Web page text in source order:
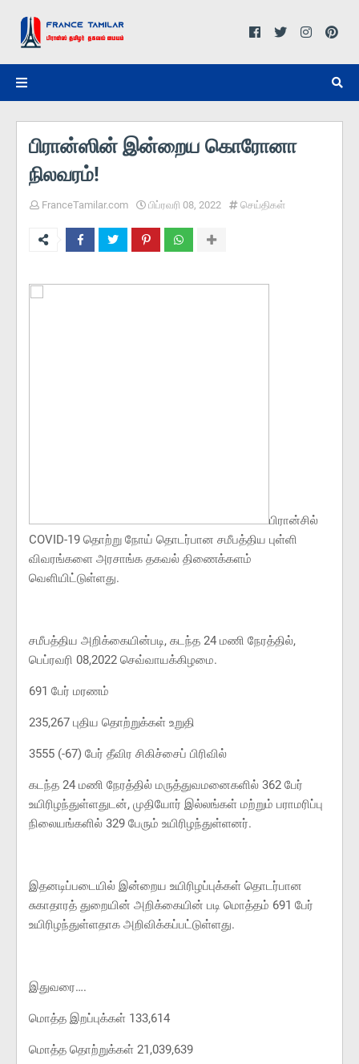
பிரான்ஸின் இன்றைய கொரோனா
நிலவரம்!
FranceTamilar.com பிப்ரவரி 08, 2022 செய்திகள்
பிரான்சில்
COVID-19 தொற்று நோய் தொடர்பான சமீபத்திய புள்ளி
விவரங்களை அரசாங்க தகவல் திணைக்களம்
வெளியிட்டுள்ளது.
சமீபத்திய அறிக்கையின்படி, கடந்த 24 மணி நேரத்தில்,
பெப்ரவரி 08,2022 செவ்வாயக்கிழமை.
691 பேர் மரணம்
235,267 புதிய தொற்றுக்கள் உறுதி
3555 (-67) பேர் தீவிர சிகிச்சைப் பிரிவில்
கடந்த 24 மணி நேரத்தில் மருத்துவமனைகளில் 362 பேர்
உயிரிழந்துள்ளதுடன், முதியோர் இல்லங்கள் மற்றும் பராமரிப்பு
நிலையங்களில் 329 பேரும் உயிரிழந்துள்ளனர்.
இதனடிப்படையில் இன்றைய உயிரிழப்புக்கள் தொடர்பான
சுகாதாரத் துறையின் அறிக்கையின் படி மொத்தம் 691 பேர்
உயிரிழந்துள்ளதாக அறிவிக்கப்பட்டுள்ளது.
இதுவரை….
மொத்த இறப்புக்கள் 133,614
மொத்த தொற்றுக்கள் 21,039,639